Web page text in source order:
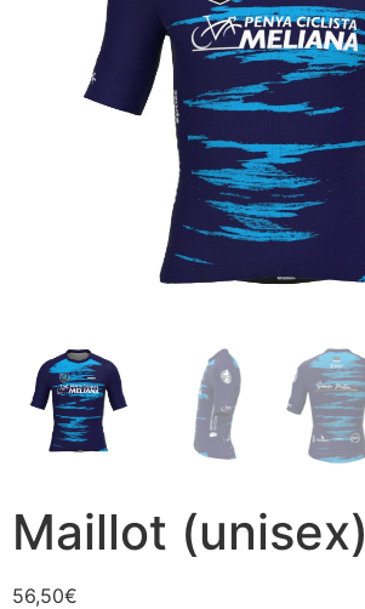
Maillot (unisex)
56,50€